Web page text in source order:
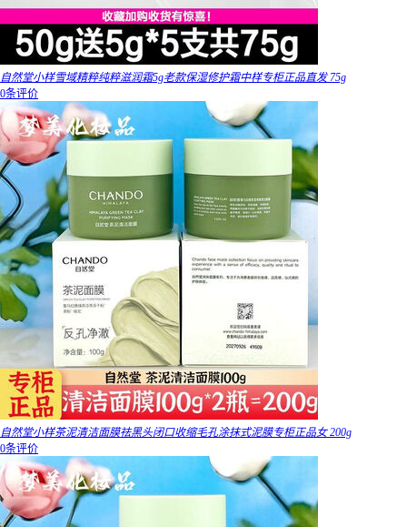
自然堂小样雪域精粹纯粹滋润霜5g老款保湿修护霜中样专柜正品直发 75g
0条评价
自然堂小样茶泥清洁面膜祛黑头闭口收缩毛孔涂抹式泥膜专柜正品女 200g
0条评价